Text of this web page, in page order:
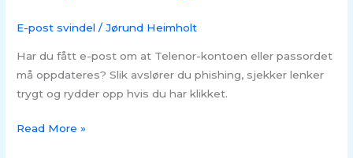
E-post svindel /Jørund Heimholt
Har du fått e-post om at Telenor-kontoen eller passordet
må oppdateres? Slik avslører du phishing, sjekker lenker
trygt og rydder opp hvis du har klikket.
Read More »